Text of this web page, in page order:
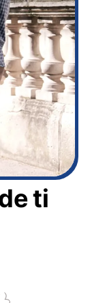
ti